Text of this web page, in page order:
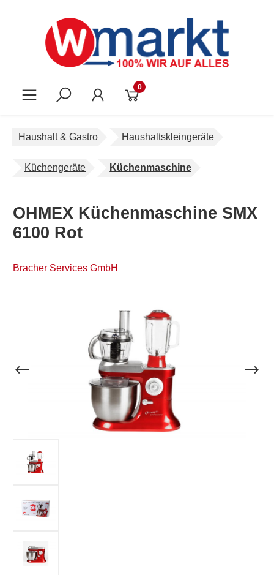
0
Haushalt & Gastro Haushaltskleingeräte
Küchengeräte Küchenmaschine
OHMEX Küchenmaschine SMX
6100 Rot
Bracher Services GmbH